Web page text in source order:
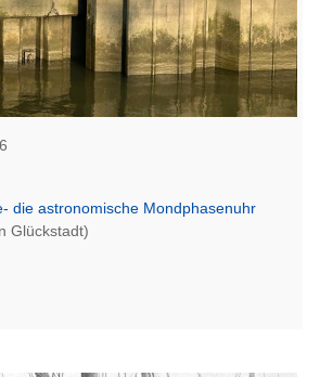
die astronomische Mondphasenuhr
Glückstadt)